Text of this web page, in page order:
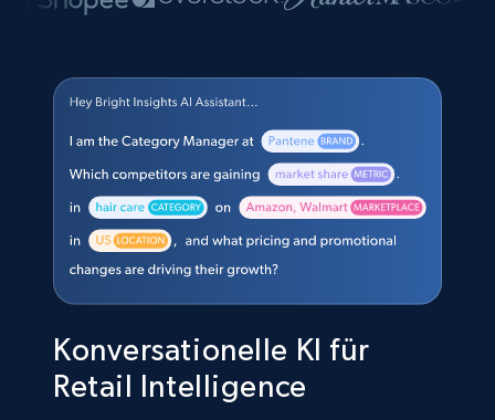
Konversationelle KI für
Retail Intelligence